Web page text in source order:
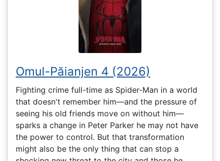
Omul-Păianjen 4 (2026)
Fighting crime full-time as Spider-Man in a world
that doesn't remember him—and the pressure of
seeing his old friends move on without him—
sparks a change in Peter Parker he may not have
the power to control. But that transformation
might also be the only thing that can stop a